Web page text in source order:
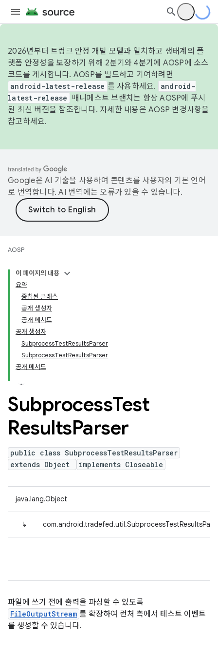
2026년부터 트렁크 안정 개발 모델과 일치하고 생태계의 플
랫폼 안정성을 보장하기 위해 2분기와 4분기에 AOSP에 소스
코드를 게시합니다. AOSP를 빌드하고 기여하려면
android-latest-release 를 사용하세요.
android-
latest-release
매니페스트 브랜치는 항상 AOSP에 푸시
된 최신 버전을 참조합니다. 자세한 내용은 AOSP 변경사항을
참고하세요.
Google은 AI 기술을 사용하여 콘텐츠를 사용자의 기본 언어
로 번역합니다. AI 번역에는 오류가 있을 수 있습니다.
AOSP
이 페이지의 내용
요약
중첩된 클래스
공개 생성자
공개 메서드
공개 생성자
SubprocessTestResultsParser
SubprocessTestResultsParser
공개 메서드
SubprocessTest
ResultsParser
public class SubprocessTestResultsParser
extends Object
implements Closeable
java.lang.Object
↳
파일에 쓰기 전에 출력을 파싱할 수 있도록
FileOutputStream 를 확장하여 런처 측에서 테스트 이벤트
를 생성할 수 있습니다.